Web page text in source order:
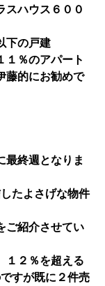
スハウス６００
下の戸建
１％のアパート
藤的にお勧めで
最終週となりま
たよさげな物件
ご紹介させてい
１２％を超える
すが既に２件売